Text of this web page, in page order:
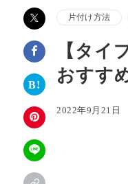
片付け方法
【タイ
おすす
2022年9月21日